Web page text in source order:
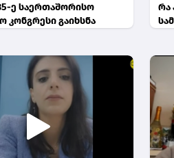
ე საერთაშორისო
კონგრესი გაიხსნა
რა